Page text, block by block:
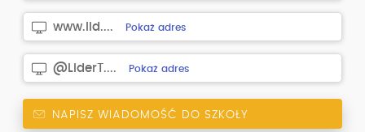
www.lid.... Pokaż adres
@LiderT.... Pokaż adres
NAPISZ WIADOMOŚĆ DO SZKOŁY